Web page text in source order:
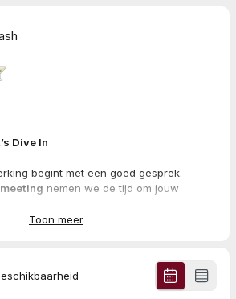
Dive In
begint met een goed gesprek.
nemen we de tijd om jouw
Toon meer